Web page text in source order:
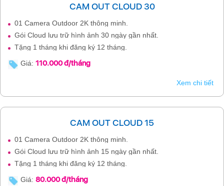
CAM OUT CLOUD 30
01 Camera Outdoor 2K thông minh.
Gói Cloud lưu trữ hình ảnh 30 ngày gần nhất.
Tặng 1 tháng khi đăng ký 12 tháng.
Giá: 110.000 đ/tháng
Xem chi tiết
CAM OUT CLOUD 15
01 Camera Outdoor 2K thông minh.
Gói Cloud lưu trữ hình ảnh 15 ngày gần nhất.
Tặng 1 tháng khi đăng ký 12 tháng.
Giá: 80.000 đ/tháng